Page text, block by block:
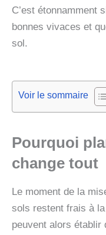
C’est étonnamment
bonnes vivaces et
sol.
Voir le sommaire
Pourquoi
change tout
Le moment de la
sols restent frais à
peuvent alors établir